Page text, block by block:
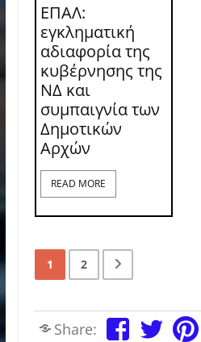
ΕΠΑΛ:
εγκληματική
αδιαφορία της
κυβέρνησης της
ΝΔ και
συμπαιγνία των
Δημοτικών
Αρχών
READ MORE
1 2
Share: